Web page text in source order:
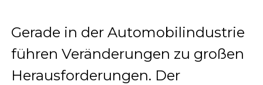
Gerade in der Automobilindustrie
führen Veränderungen zu großen
Herausforderungen. Der